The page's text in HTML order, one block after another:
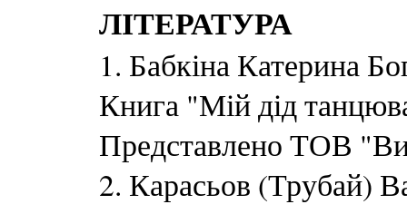
ЛІТЕРАТУРА
1. Бабкіна Катерина
Книга "Мій дід
Представлено ТОВ
2. Карасьов (Трубай)